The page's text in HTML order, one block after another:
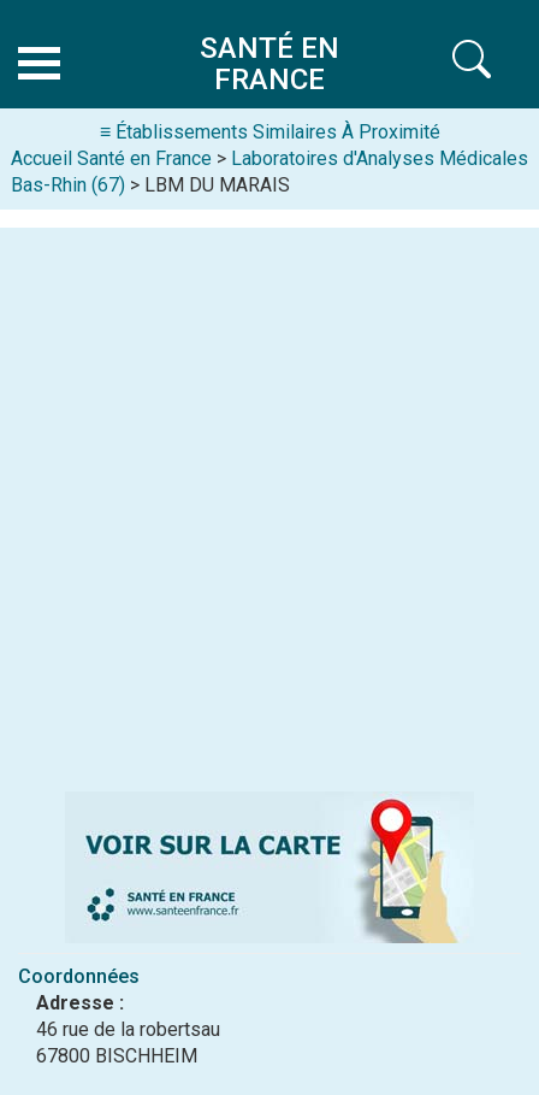
SANTÉ EN
FRANCE
≡ Établissements Similaires À Proximité
Accueil Santé en France > Laboratoires d'Analyses Médicales
Bas-Rhin (67) > LBM DU MARAIS
Coordonnées
Adresse :
46 rue de la robertsau
67800 BISCHHEIM